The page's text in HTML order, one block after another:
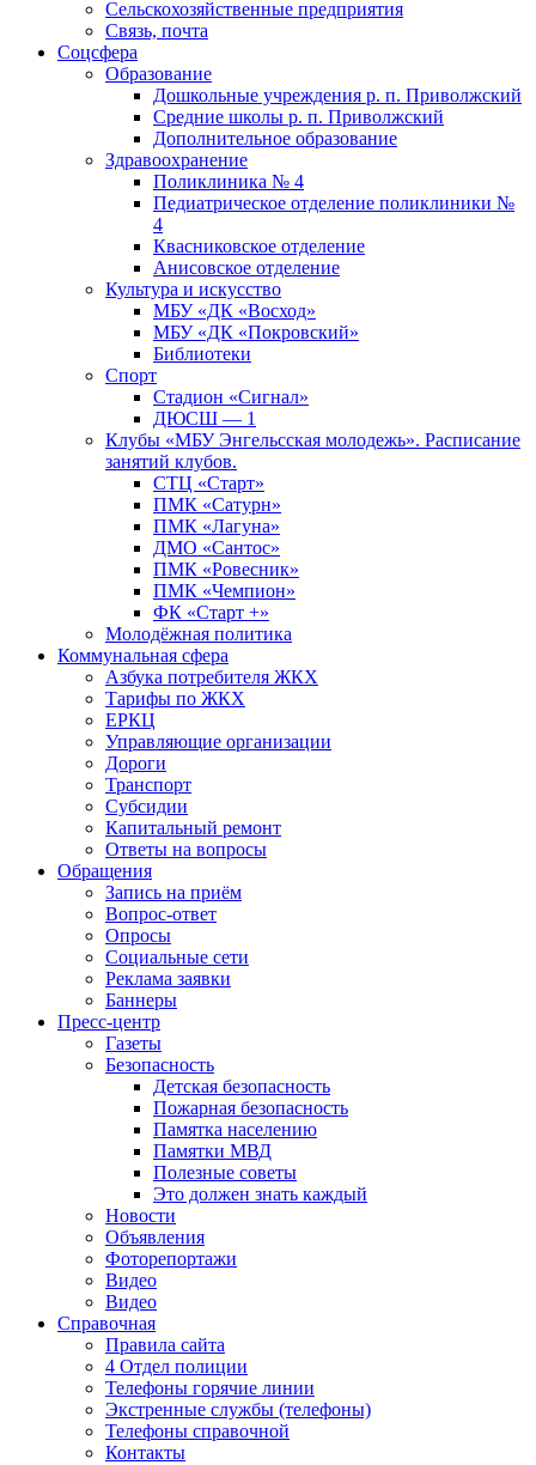
Сельскохозяйственные предприятия
Связь, почта
Соцсфера
Образование
Дошкольные учреждения р. п. Приволжский
Средние школы р. п. Приволжский
Дополнительное образование
Здравоохранение
Поликлиника № 4
Педиатрическое отделение поликлиники №
4
Квасниковское отделение
Анисовское отделение
Культура и искусство
МБУ «ДК «Восход»
МБУ «ДК «Покровский»
Библиотеки
Спорт
Стадион «Сигнал»
ДЮСШ — 1
Клубы «МБУ Энгельсская молодежь». Расписание
занятий клубов.
СТЦ «Старт»
ПМК «Сатурн»
ПМК «Лагуна»
ДМО «Сантос»
ПМК «Ровесник»
ПМК «Чемпион»
ФК «Старт +»
Молодёжная политика
Коммунальная сфера
Азбука потребителя ЖКХ
Тарифы по ЖКХ
ЕРКЦ
Управляющие организации
Дороги
Транспорт
Субсидии
Капитальный ремонт
Ответы на вопросы
Обращения
Запись на приём
Вопрос-ответ
Опросы
Социальные сети
Реклама заявки
Баннеры
Пресс-центр
Газеты
Безопасность
Детская безопасность
Пожарная безопасность
Памятка населению
Памятки МВД
Полезные советы
Это должен знать каждый
Новости
Объявления
Фоторепортажи
Видео
Видео
Справочная
Правила сайта
4 Отдел полиции
Телефоны горячие линии
Экстренные службы (телефоны)
Телефоны справочной
Контакты